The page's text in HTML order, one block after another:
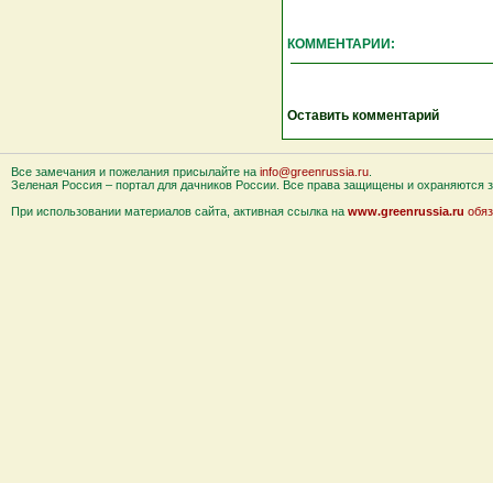
КОММЕНТАРИИ:
Оставить комментарий
Все замечания и пожелания присылайте на info@greenrussia.ru
Зеленая Россия – портал для дачников России. Все права защищены и охраняются
При использовании материалов сайта, активная ссылка на www.greenrussia.ru